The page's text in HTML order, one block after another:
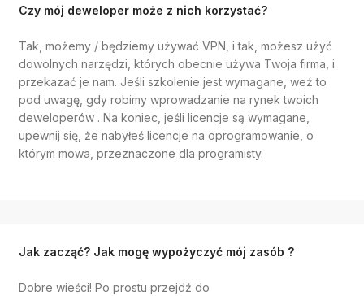
Czy mój deweloper może z nich korzystać?
Tak, możemy / będziemy używać VPN, i tak, możesz użyć
dowolnych narzędzi, których obecnie używa Twoja firma, i
przekazać je nam. Jeśli szkolenie jest wymagane, weź to
pod uwagę, gdy robimy wprowadzanie na rynek twoich
deweloperów . Na koniec, jeśli licencje są wymagane,
upewnij się, że nabyłeś licencje na oprogramowanie, o
którym mowa, przeznaczone dla programisty.
Jak zacząć? Jak mogę wypożyczyć mój zasób ?
Dobre wieści! Po prostu przejdź do